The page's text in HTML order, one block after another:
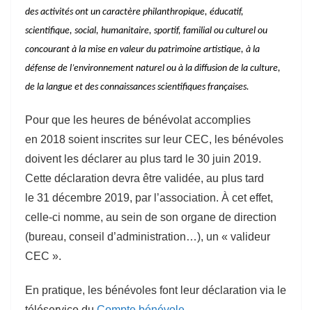
des activités ont un caractère philanthropique, éducatif,
scientifique, social, humanitaire, sportif, familial ou culturel ou
concourant à la mise en valeur du patrimoine artistique, à la
défense de l’environnement naturel ou à la diffusion de la culture,
de la langue et des connaissances scientifiques françaises.
Pour que les heures de bénévolat accomplies
en 2018 soient inscrites sur leur CEC, les bénévoles
doivent les déclarer au plus tard le 30 juin 2019.
Cette déclaration devra être validée, au plus tard
le 31 décembre 2019, par l’association. À cet effet,
celle-ci nomme, au sein de son organe de direction
(bureau, conseil d’administration…), un « valideur
CEC ».
En pratique, les bénévoles font leur déclaration via le